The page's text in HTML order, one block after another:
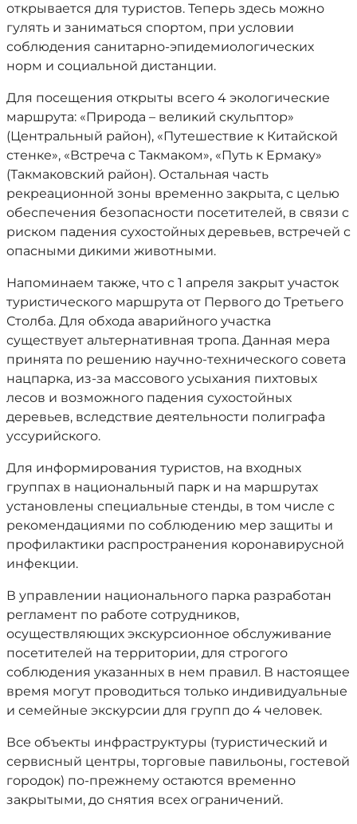
открывается для туристов. Теперь здесь можно
гулять и заниматься спортом, при условии
соблюдения санитарно-эпидемиологических
норм и социальной дистанции.
Для посещения открыты всего 4 экологические
маршрута: «Природа – великий скульптор»
(Центральный район), «Путешествие к Китайской
стенке», «Встреча с Такмаком», «Путь к Ермаку»
(Такмаковский район). Остальная часть
рекреационной зоны временно закрыта, с целью
обеспечения безопасности посетителей, в связи с
риском падения сухостойных деревьев, встречей с
опасными дикими животными.
Напоминаем также, что с 1 апреля закрыт участок
туристического маршрута от Первого до Третьего
Столба. Для обхода аварийного участка
существует альтернативная тропа. Данная мера
принята по решению научно-технического совета
нацпарка, из-за массового усыхания пихтовых
лесов и возможного падения сухостойных
деревьев, вследствие деятельности полиграфа
уссурийского.
Для информирования туристов, на входных
группах в национальный парк и на маршрутах
установлены специальные стенды, в том числе с
рекомендациями по соблюдению мер защиты и
профилактики распространения коронавирусной
инфекции.
В управлении национального парка разработан
регламент по работе сотрудников,
осуществляющих экскурсионное обслуживание
посетителей на территории, для строгого
соблюдения указанных в нем правил. В настоящее
время могут проводиться только индивидуальные
и семейные экскурсии для групп до 4 человек.
Все объекты инфраструктуры (туристический и
сервисный центры, торговые павильоны, гостевой
городок) по-прежнему остаются временно
закрытыми, до снятия всех ограничений.